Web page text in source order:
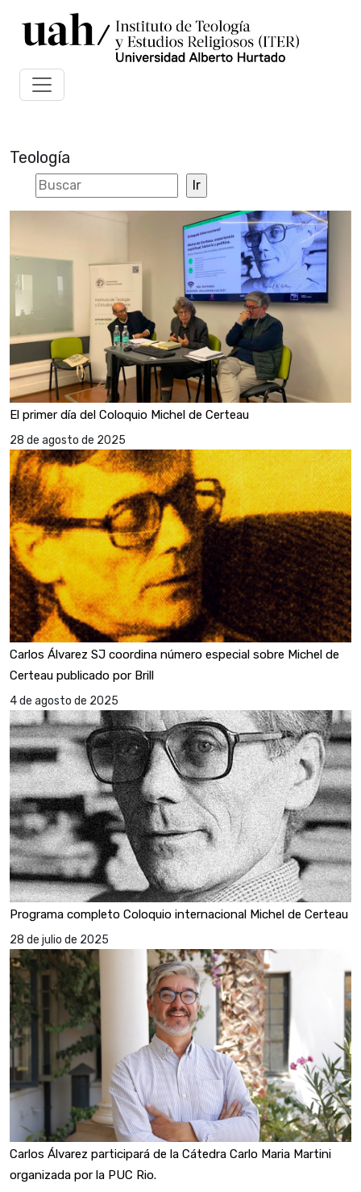
Teología
El primer día del Coloquio Michel de Certeau
28 de agosto de 2025
Carlos Álvarez SJ coordina número especial sobre Michel de
Certeau publicado por Brill
4 de agosto de 2025
Programa completo Coloquio internacional Michel de Certeau
28 de julio de 2025
Carlos Álvarez participará de la Cátedra Carlo Maria Martini
organizada por la PUC Rio.